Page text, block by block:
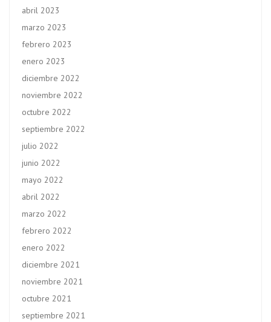
abril 2023
marzo 2023
febrero 2023
enero 2023
diciembre 2022
noviembre 2022
octubre 2022
septiembre 2022
julio 2022
junio 2022
mayo 2022
abril 2022
marzo 2022
febrero 2022
enero 2022
diciembre 2021
noviembre 2021
octubre 2021
septiembre 2021